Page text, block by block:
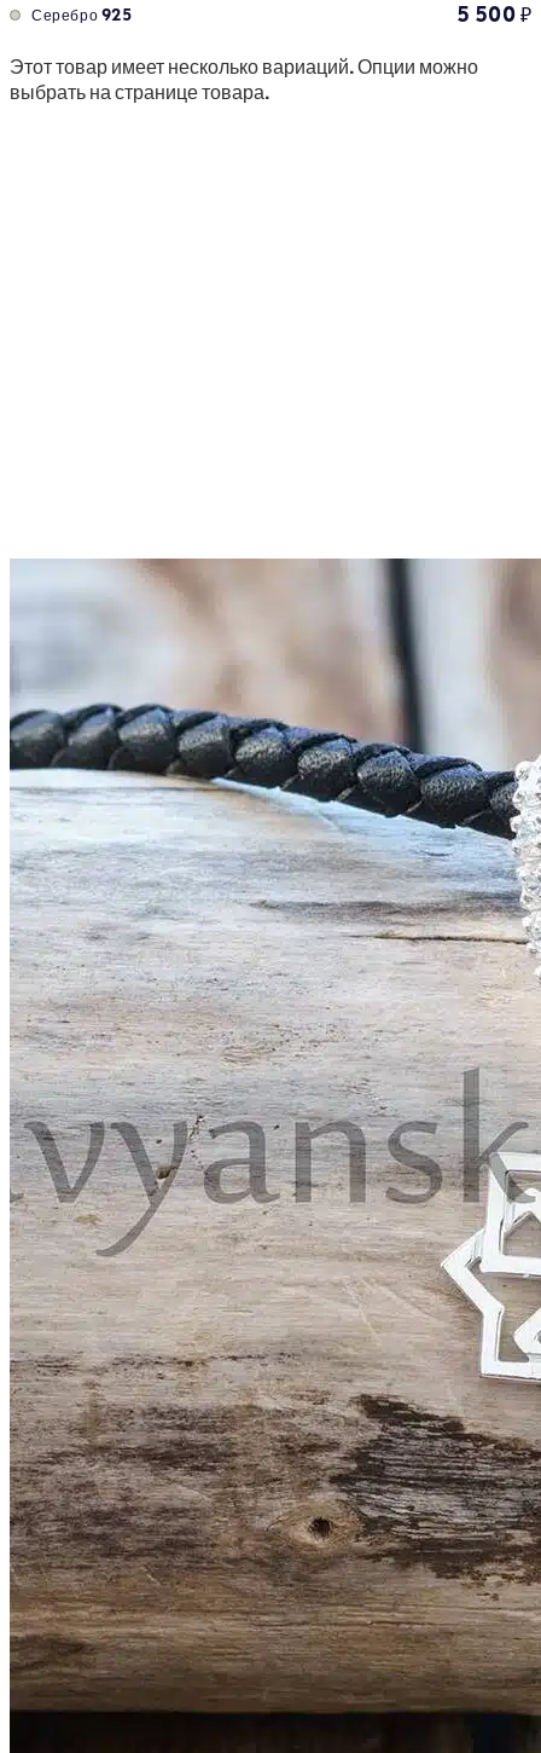
Серебро 925 5 500₽
Этот товар имеет несколько вариаций. Опции можно
выбрать на странице товара.